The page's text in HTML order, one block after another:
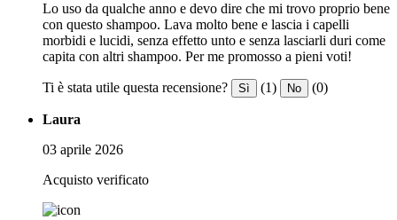
Lo uso da qualche anno e devo dire che mi trovo proprio bene
con questo shampoo. Lava molto bene e lascia i capelli
morbidi e lucidi, senza effetto unto e senza lasciarli duri come
capita con altri shampoo. Per me promosso a pieni voti!
Ti è stata utile questa recensione? Sì (1) No (0)
Laura
03 aprile 2026
Acquisto verificato